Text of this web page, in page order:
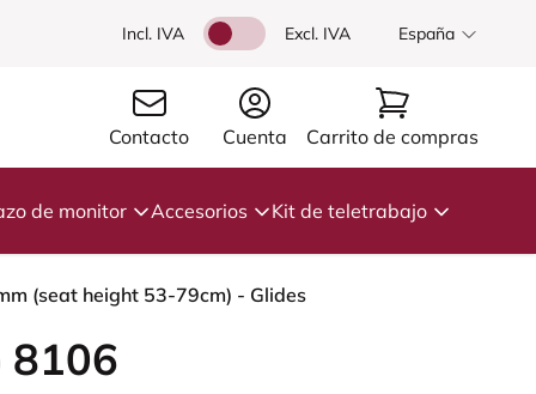
Incl. IVA Excl. IVA España
Contacto Cuenta Carrito de compras
de monitor Accesorios Kit de teletrabajo
(seat height 53-79cm) - Glides
8106